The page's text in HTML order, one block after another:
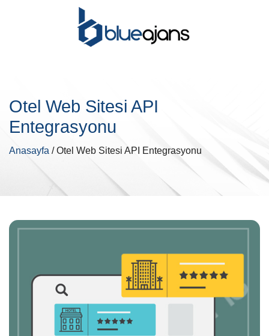
Otel Web Sitesi API
Entegrasyonu
Anasayfa / Otel Web Sitesi API Entegrasyonu